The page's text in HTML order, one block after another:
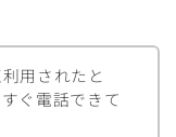
用されたと
ぐ電話できて